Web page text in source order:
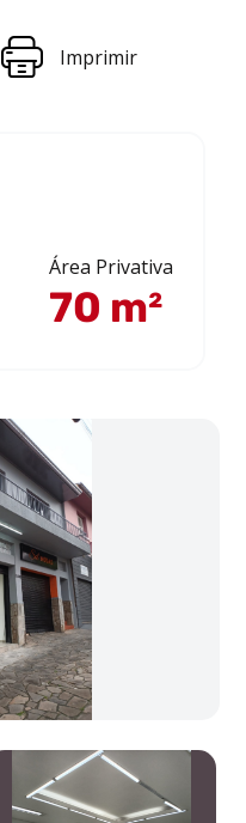
Imprimir
Área Privativa
70 m²